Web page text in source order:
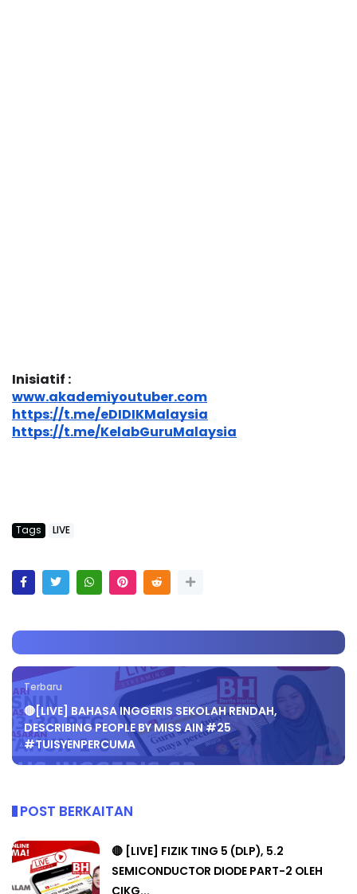
Inisiatif :
www.akademiyoutuber.com
https://t.me/eDIDIKMalaysia
https://t.me/KelabGuruMalaysia
Tags LIVE
Terbaru
🔴[LIVE] BAHASA INGGERIS SEKOLAH RENDAH,
DESCRIBING PEOPLE BY MISS AIN #25
#TUISYENPERCUMA
POST BERKAITAN
🔴 [LIVE] FIZIK TING 5 (DLP), 5.2
SEMICONDUCTOR DIODE PART-2 OLEH